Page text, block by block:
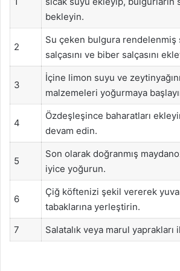
bekleyin.
2
Su çeken bulgura rendelenmiş
salçasını ve biber salçasını
3
İçine limon suyu ve
malzemeleri yoğurmaya
4
Özdeşleşince baharatları
devam edin.
5
Son olarak doğranmış
iyice yoğurun.
6
Çiğ köftenizi şekil vererek
tabaklarına yerleştirin.
7
Salatalık veya marul yaprakları